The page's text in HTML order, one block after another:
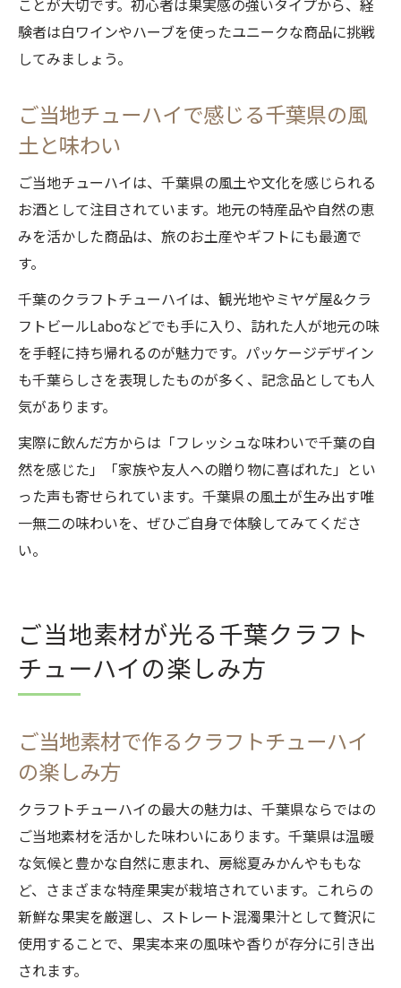
ことが大切です。初心者は果実感の強いタイプから、経
験者は白ワインやハーブを使ったユニークな商品に挑戦
してみましょう。
ご当地チューハイで感じる千葉県の風
土と味わい
ご当地チューハイは、千葉県の風土や文化を感じられる
お酒として注目されています。地元の特産品や自然の恵
みを活かした商品は、旅のお土産やギフトにも最適で
す。
千葉のクラフトチューハイは、観光地やミヤゲ屋&クラ
フトビールLaboなどでも手に入り、訪れた人が地元の味
を手軽に持ち帰れるのが魅力です。パッケージデザイン
も千葉らしさを表現したものが多く、記念品としても人
気があります。
実際に飲んだ方からは「フレッシュな味わいで千葉の自
然を感じた」「家族や友人への贈り物に喜ばれた」とい
った声も寄せられています。千葉県の風土が生み出す唯
一無二の味わいを、ぜひご自身で体験してみてくださ
い。
ご当地素材が光る千葉クラフト
チューハイの楽しみ方
ご当地素材で作るクラフトチューハイ
の楽しみ方
クラフトチューハイの最大の魅力は、千葉県ならではの
ご当地素材を活かした味わいにあります。千葉県は温暖
な気候と豊かな自然に恵まれ、房総夏みかんやももな
ど、さまざまな特産果実が栽培されています。これらの
新鮮な果実を厳選し、ストレート混濁果汁として贅沢に
使用することで、果実本来の風味や香りが存分に引き出
されます。